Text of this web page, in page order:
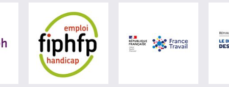
du travail (nouvelle fenêtre)
visiter les site de Agefiph (nouvelle fenêtre)visiter les site de Fiphfp (nouvellevisiter les